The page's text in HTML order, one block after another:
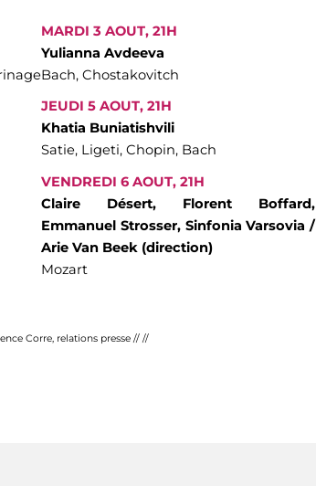
MARDI 3 AOUT, 21H
Yulianna Avdeeva
Bach, Chostakovitch
JEUDI 5 AOUT, 21H
Khatia Buniatishvili
Satie, Ligeti, Chopin, Bach
VENDREDI 6 AOUT, 21H
Claire Désert, Florent Boffard,
Emmanuel Strosser, Sinfonia Varsovia /
Arie Van Beek (direction)
Mozart
Corre, relations presse // //